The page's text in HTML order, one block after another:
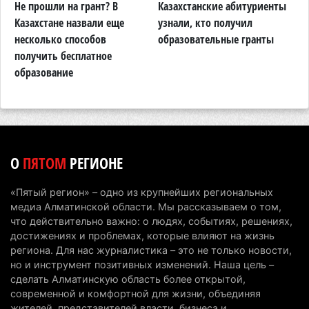
Жители Алматы и Алматинской области смогут
увидеть долги своего дома в квитанциях за свет
7 августа 2026 г. 06:28
последнее слово
Проезд по БАКАД резко подорожал: в
тарифы
6 августа 2026 г. 14:36 226
Сильнейшие дзюдоисты мира приехали на
сборы в Алматинскую область
6 августа 2026 г. 12:12
Не прошли на грант? В
Казахстане назвали еще
несколько способов
получить бесплатное
образование
Казахстанские абитуриенты
узнали, кто получил
образовательные гранты
ОПЯТОМ РЕГИОНЕ
«Пятый регион» – одно из крупнейших региональных
медиа Алматинской области. Мы рассказываем о том,
что действительно важно: о людях, событиях, решениях,
достижениях и проблемах, которые влияют на жизнь
региона. Для нас журналистика – это не только новости,
но и инструмент позитивных изменений. Наша цель –
сделать Алматинскую область более открытой,
современной и комфортной для жизни, объединяя